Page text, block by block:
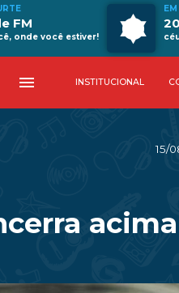
FM
onde você estiver!
menu INSTITUCIONAL
15/